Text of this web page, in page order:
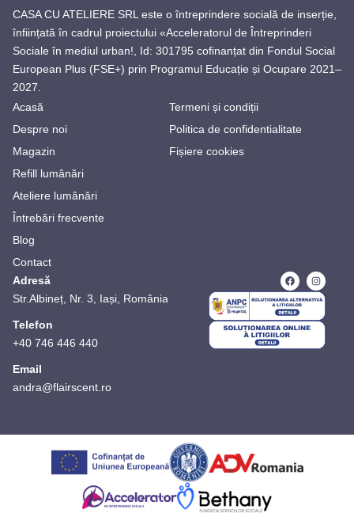
CASA CU ATELIERE SRL este o întreprindere socială de inserție,
înființată în cadrul proiectului «Acceleratorul de Întreprinderi
Sociale în mediul urban!, Id: 301795 cofinanțat din Fondul Social
European Plus (FSE+) prin Programul Educație și Ocupare 2021–
2027.
Acasă
Despre noi
Magazin
Refill lumânări
Ateliere lumânări
Întrebări frecvente
Blog
Contact
Termeni și condiții
Politica de confidentialitate
Fișiere cookies
Adresă
Str.Albineț, Nr. 3, Iași, România
Telefon
+40 746 446 440
Email
andra@flairscent.ro